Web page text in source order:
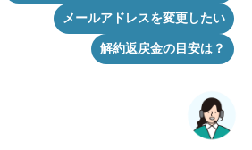
メールアドレスを変更したい
解約返戻金の目安は？